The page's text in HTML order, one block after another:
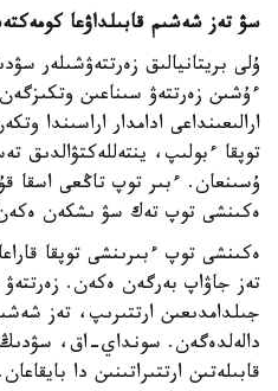
سۋ تەز شەشىم قابىلداۋعا
ۇلى بريتانيالىق زەرتتەۋشىلەر
توپقا ءبولىپ، ينتەللەكتۋالدىق
ۇسىنعان. ءبىر توپ تاڭعى اسقا
ەكىنشى توپ تەك سۋ ىشكەن
ەكىنشى توپ ءبىرىنشى توپقا
تەز جاۋاپ بەرگەن ەكەن.
جىلدامدىعىن ارتتىرىپ، تەز
دالەلدەگەن. سونداي-اق،
قابىلەتىن ارتتىراتىنىن دا بايقاعان.